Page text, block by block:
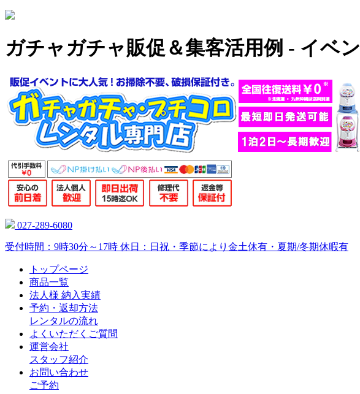
ガチャガチャ販促＆集客活用例 - イベ
027-289-6080
受付時間：9時30分～17時 休日：日祝・季節により金土休有・夏期/冬期休暇有
トップページ
商品一覧
法人様 納入実績
予約・返却方法
レンタルの流れ
よくいただくご質問
運営会社
スタッフ紹介
お問い合わせ
ご予約